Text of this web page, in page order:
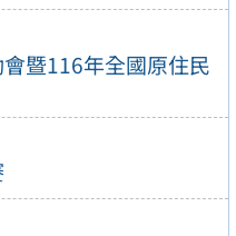
暨116年全國原住民